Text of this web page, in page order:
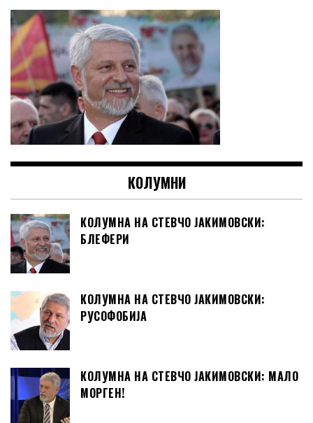
КОЛУМНИ
КОЛУМНА НА СТЕВЧО ЈАКИМОВСКИ:
БЛЕФЕРИ
КОЛУМНА НА СТЕВЧО ЈАКИМОВСКИ:
РУСОФОБИЈА
КОЛУМНА НА СТЕВЧО ЈАКИМОВСКИ: МАЛО
МОРГЕН!